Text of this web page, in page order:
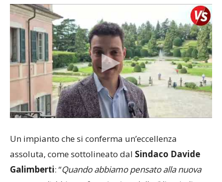
assoluta, come sottolineato dalSindaco Davide
Galimberti: “Quando abbiamo pensato alla nuova
struttura l’abbiamo fatto in vista delle Olimpiadi, ma